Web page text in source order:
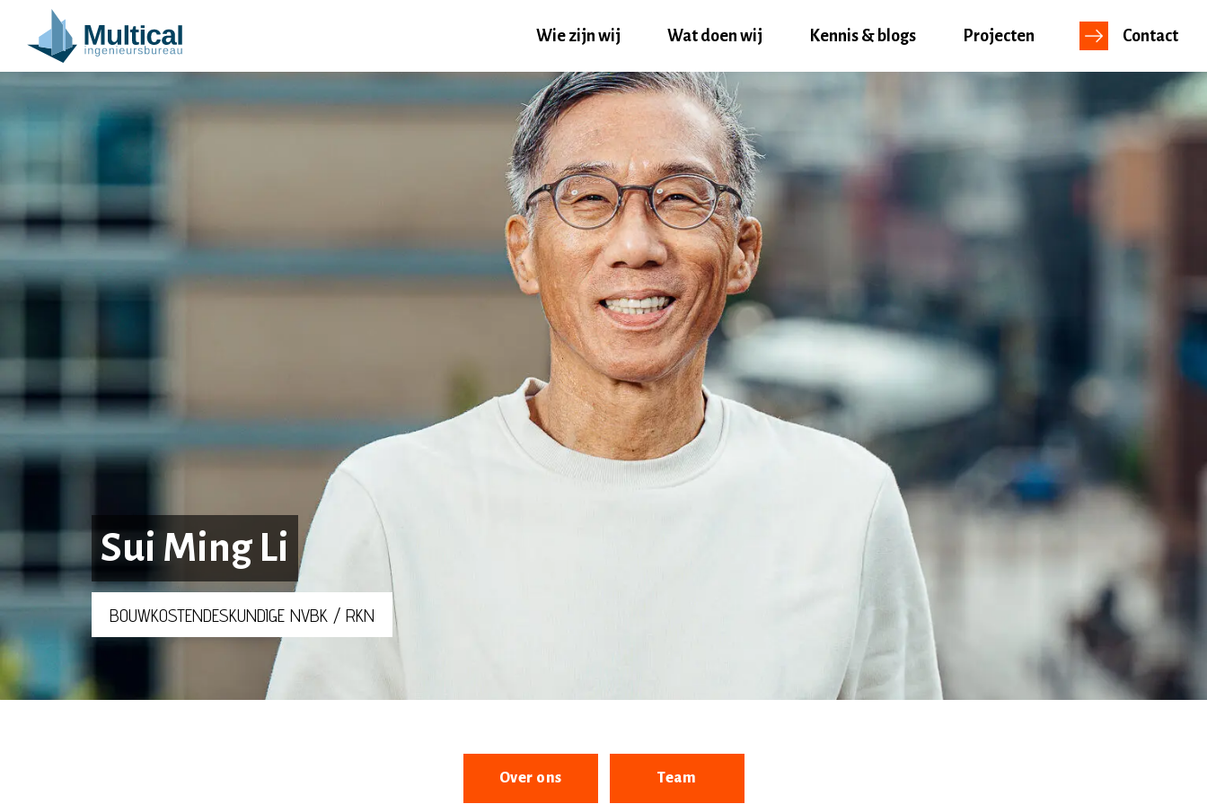
Wie zijn wij Wat doen wij Kennis & blogs Projecten Contact
Sui Ming Li
BOUWKOSTENDESKUNDIGE NVBK / RKN
Over ons Team